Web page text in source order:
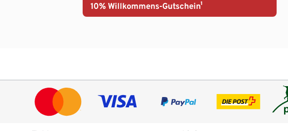
10% Willkommens-Gutschein¹